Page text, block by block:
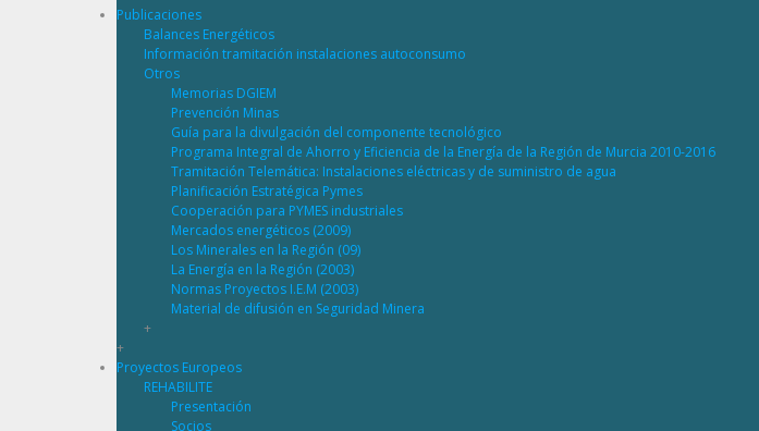
Publicaciones
Balances Energéticos
Información tramitación instalaciones autoconsumo
Otros
Memorias DGIEM
Prevención Minas
Guía para la divulgación del componente tecnológico
Programa Integral de Ahorro y Eficiencia de la Energía de la Región de Murcia 2010-2016
Tramitación Telemática: Instalaciones eléctricas y de suministro de agua
Planificación Estratégica Pymes
Cooperación para PYMES industriales
Mercados energéticos (2009)
Los Minerales en la Región (09)
La Energía en la Región (2003)
Normas Proyectos I.E.M (2003)
Material de difusión en Seguridad Minera
+
+
Proyectos Europeos
REHABILITE
Presentación
Socios